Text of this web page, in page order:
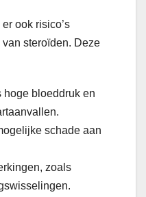
ook risico’s
steroïden. Deze
hoge bloeddruk en
schade aan
zoals